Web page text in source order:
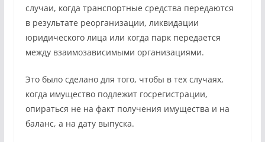
случаи, когда транспортные средства передаются
в результате реорганизации, ликвидации
юридического лица или когда парк передается
между взаимозависимыми организациями.
Это было сделано для того, чтобы в тех случаях,
когда имущество подлежит госрегистрации,
опираться не на факт получения имущества и на
баланс, а на дату выпуска.